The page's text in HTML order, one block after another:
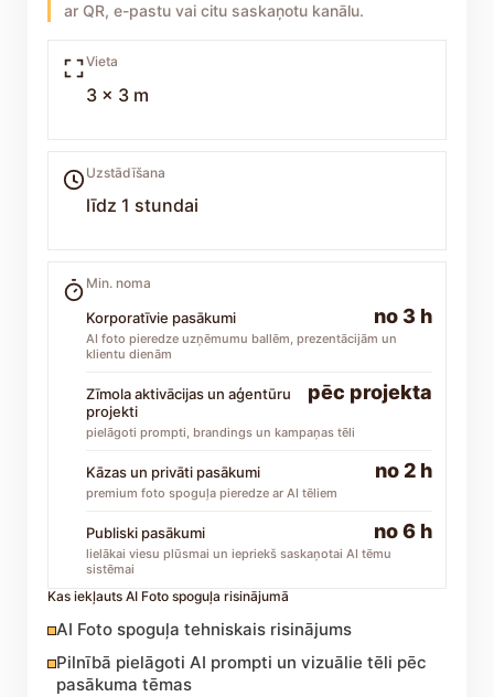
ar QR, e-pastu vai citu saskaņotu kanālu.
Vieta
3 x 3 m
Uzstādīšana
līdz 1 stundai
Min. noma
Korporatīvie pasākumi no 3 h
AI foto pieredze uzņēmumu ballēm, prezentācijām un
klientu dienām
Zīmola aktivācijas un aģentūru
projekti
pēc projekta
pielāgoti prompti, brandings un kampaņas tēli
Kāzas un privāti pasākumi no 2 h
premium foto spoguļa pieredze ar AI tēliem
Publiski pasākumi no 6 h
lielākai viesu plūsmai un iepriekš saskaņotai AI tēmu
sistēmai
Kas iekļauts AI Foto spoguļa risinājumā
AI Foto spoguļa tehniskais risinājums
Pilnībā pielāgoti AI prompti un vizuālie tēli pēc
pasākuma tēmas